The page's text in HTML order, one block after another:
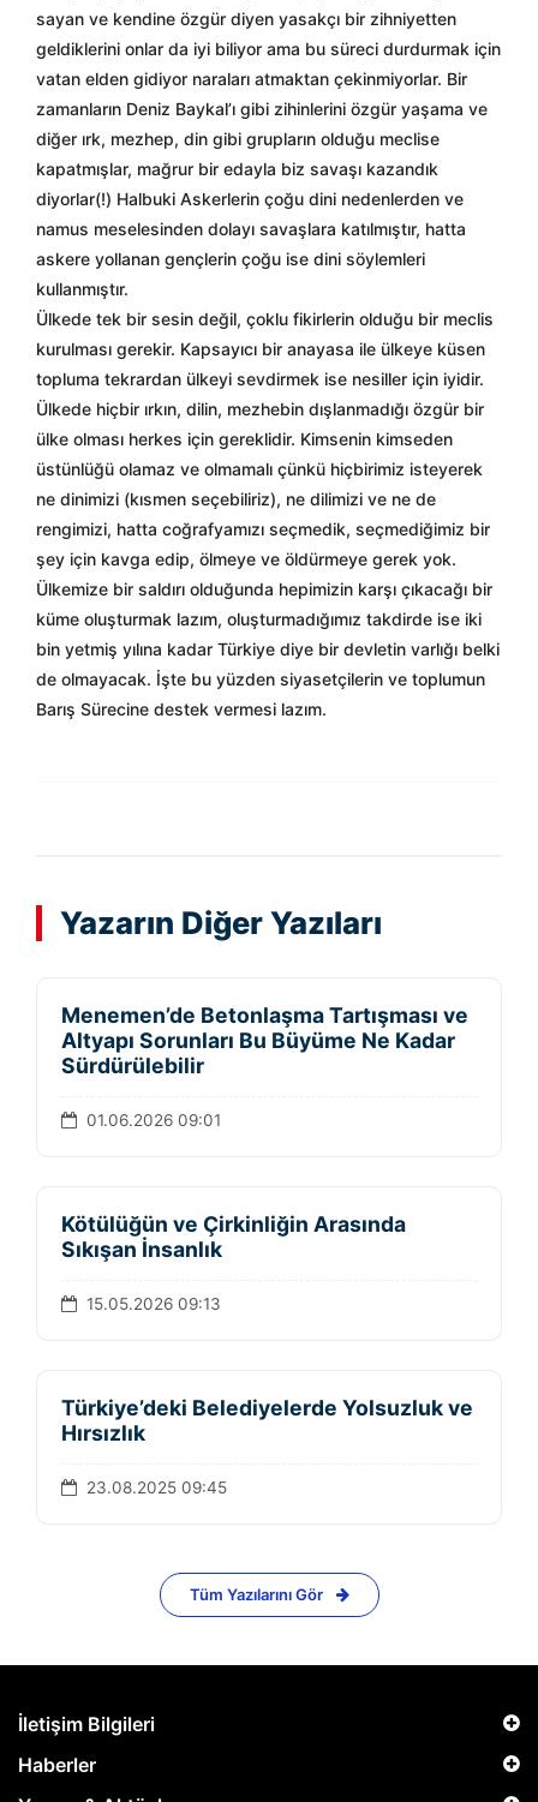
sayan ve kendine özgür diyen yasakçı bir zihniyetten
geldiklerini onlar da iyi biliyor ama bu süreci durdurmak için
vatan elden gidiyor naraları atmaktan çekinmiyorlar. Bir
zamanların Deniz Baykal’ı gibi zihinlerini özgür yaşama ve
diğer ırk, mezhep, din gibi grupların olduğu meclise
kapatmışlar, mağrur bir edayla biz savaşı kazandık
diyorlar(!) Halbuki Askerlerin çoğu dini nedenlerden ve
namus meselesinden dolayı savaşlara katılmıştır, hatta
askere yollanan gençlerin çoğu ise dini söylemleri
kullanmıştır.
Ülkede tek bir sesin değil, çoklu fikirlerin olduğu bir meclis
kurulması gerekir. Kapsayıcı bir anayasa ile ülkeye küsen
topluma tekrardan ülkeyi sevdirmek ise nesiller için iyidir.
Ülkede hiçbir ırkın, dilin, mezhebin dışlanmadığı özgür bir
ülke olması herkes için gereklidir. Kimsenin kimseden
üstünlüğü olamaz ve olmamalı çünkü hiçbirimiz isteyerek
ne dinimizi (kısmen seçebiliriz), ne dilimizi ve ne de
rengimizi, hatta coğrafyamızı seçmedik, seçmediğimiz bir
şey için kavga edip, ölmeye ve öldürmeye gerek yok.
Ülkemize bir saldırı olduğunda hepimizin karşı çıkacağı bir
küme oluşturmak lazım, oluşturmadığımız takdirde ise iki
bin yetmiş yılına kadar Türkiye diye bir devletin varlığı belki
de olmayacak. İşte bu yüzden siyasetçilerin ve toplumun
Barış Sürecine destek vermesi lazım.
Yazarın Diğer Yazıları
Menemen’de Betonlaşma Tartışması ve
Altyapı Sorunları Bu Büyüme Ne Kadar
Sürdürülebilir
01.06.2026 09:01
Kötülüğün ve Çirkinliğin Arasında
Sıkışan İnsanlık
15.05.2026 09:13
Türkiye’deki Belediyelerde Yolsuzluk ve
Hırsızlık
23.08.2025 09:45
Tüm Yazılarını Gör
İletişim Bilgileri
Haberler